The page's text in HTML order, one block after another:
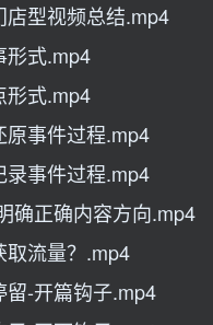
型视频总结.mp4
形式.mp4
形式.mp4
事件过程.mp4
事件过程.mp4
确正确内容方向.mp4
取流量？.mp4
-开篇钩子.mp4